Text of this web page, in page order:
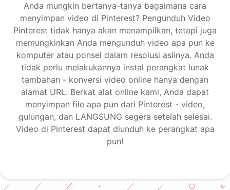
Anda mungkin bertanya-tanya bagaimana cara
menyimpan video di Pinterest? Pengunduh Video
Pinterest tidak hanya akan menampilkan, tetapi juga
memungkinkan Anda mengunduh video apa pun ke
komputer atau ponsel dalam resolusi aslinya. Anda
tidak perlu melakukannya instal perangkat lunak
tambahan - konversi video online hanya dengan
alamat URL. Berkat alat online kami, Anda dapat
menyimpan file apa pun dari Pinterest - video,
gulungan, dan LANGSUNG segera setelah selesai.
Video di Pinterest dapat diunduh ke perangkat apa
pun!